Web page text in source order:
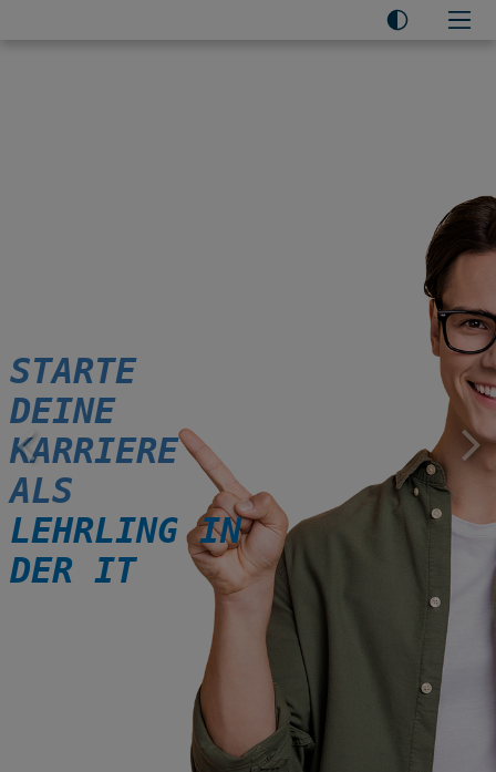
STARTE
DEINE
KARRIERE
ALS
LEHRLING IN
DER IT